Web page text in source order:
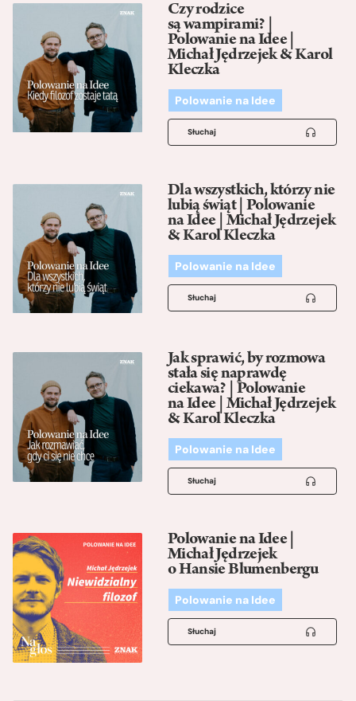
Czy rodzice
są wampirami? |
Polowanie na Idee |
Michał Jędrzejek & Karol
Kleczka
Polowanie na Idee
Słuchaj
Dla wszystkich, którzy nie
lubią świąt | Polowanie
na Idee | Michał Jędrzejek
& Karol Kleczka
Polowanie na Idee
Słuchaj
Jak sprawić, by rozmowa
stała się naprawdę
ciekawa? | Polowanie
na Idee | Michał Jędrzejek
& Karol Kleczka
Polowanie na Idee
Słuchaj
Polowanie na Idee |
Michał Jędrzejek
o Hansie Blumenbergu
Polowanie na Idee
Słuchaj